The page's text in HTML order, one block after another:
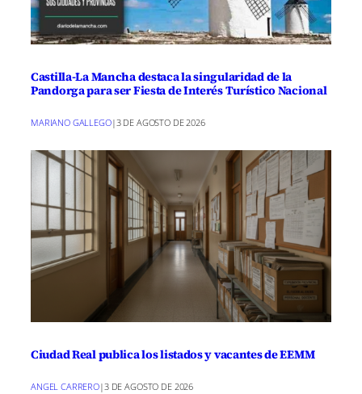
Castilla-La Mancha destaca la singularidad de la
Pandorga para ser Fiesta de Interés Turístico Nacional
MARIANO GALLEGO|3 DE AGOSTO DE 2026
Ciudad Real publica los listados y vacantes de EEMM
ANGEL CARRERO|3 DE AGOSTO DE 2026